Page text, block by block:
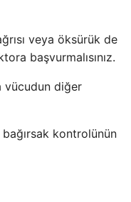
veya öksürük de
başvurmalısınız.
vücudun diğer
bağırsak kontrolünün